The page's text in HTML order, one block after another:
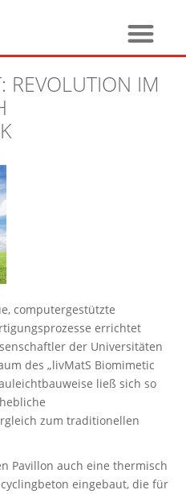
REVOLUTION IM
computergestützte
errichtet
der Universitäten
des „livMatS Biomimetic
ließ sich so
zum traditionellen
Pavillon auch eine thermisch
eingebaut, die für